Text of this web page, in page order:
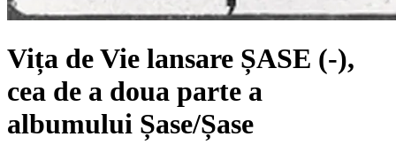
Vița de Vie lansare ȘASE (-),
cea de a doua parte a
albumului Șase/Șase